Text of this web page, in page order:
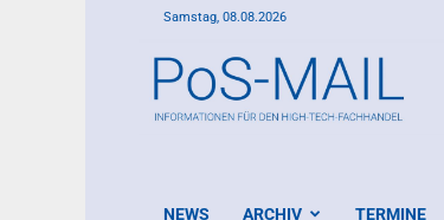
Samstag, 08.08.2026
Mail
NEWS ARCHIV TERMINE